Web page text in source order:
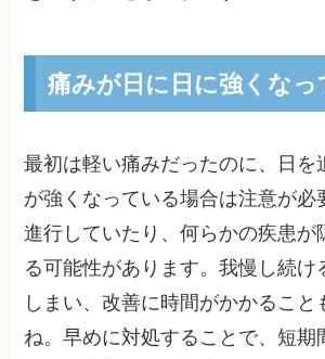
痛みが日に日に強くなっ
最初は軽い痛みだったのに、日を
が強くなっている場合は注意が必
進行していたり、何らかの疾患が
る可能性があります。我慢し続け
しまい、改善に時間がかかること
ね。早めに対処することで、短期